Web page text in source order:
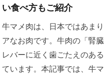
い食べ方もご紹介
牛マメ肉は、日本ではあま
アなお肉です。牛肉の「腎
レバーに近く歯ごたえのあ
ています。本記事では、牛